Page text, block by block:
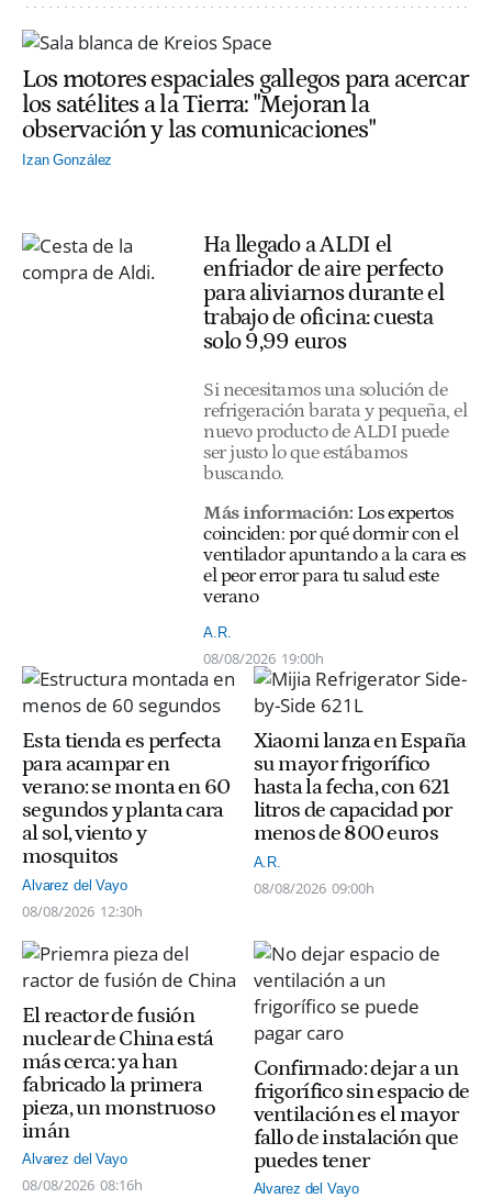
Los motores espaciales gallegos para acercar
los satélites a la Tierra: "Mejoran la
observación y las comunicaciones"
Izan González
Ha llegado a ALDI el
enfriador de aire perfecto
para aliviarnos durante el
trabajo de oficina: cuesta
solo 9,99 euros
Si necesitamos una solución de
refrigeración barata y pequeña, el
nuevo producto de ALDI puede
ser justo lo que estábamos
buscando.
Más información: Los expertos
coinciden: por qué dormir con el
ventilador apuntando a la cara es
el peor error para tu salud este
verano
A.R.
08/08/2026 19:00h
Esta tienda es perfecta
para acampar en
verano: se monta en 60
segundos y planta cara
al sol, viento y
mosquitos
Alvarez del Vayo
08/08/2026 12:30h
Xiaomi lanza en España
su mayor frigorífico
hasta la fecha, con 621
litros de capacidad por
menos de 800 euros
A.R.
08/08/2026 09:00h
El reactor de fusión
nuclear de China está
más cerca: ya han
fabricado la primera
pieza, un monstruoso
imán
Alvarez del Vayo
08/08/2026 08:16h
Confirmado: dejar a un
frigorífico sin espacio de
ventilación es el mayor
fallo de instalación que
puedes tener
Alvarez del Vayo